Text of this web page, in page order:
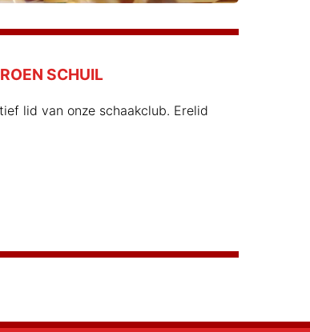
SCHUIL
lid van onze schaakclub. Erelid